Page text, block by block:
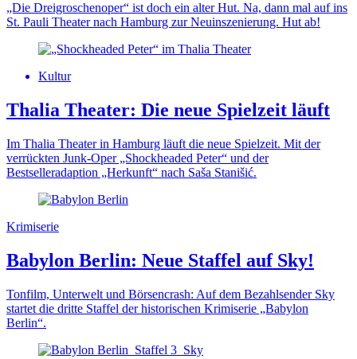
„Die Dreigroschenoper“ ist doch ein alter Hut. Na, dann mal auf ins
St. Pauli Theater nach Hamburg zur Neuinszenierung. Hut ab!
Kultur
Thalia Theater: Die neue Spielzeit läuft
Im Thalia Theater in Hamburg läuft die neue Spielzeit. Mit der
verrückten Junk-Oper „Shockheaded Peter“ und der
Bestselleradaption „Herkunft“ nach Saša Stanišić.
Krimiserie
Babylon Berlin: Neue Staffel auf Sky!
Tonfilm, Unterwelt und Börsencrash: Auf dem Bezahlsender Sky
startet die dritte Staffel der historischen Krimiserie „Babylon
Berlin“.